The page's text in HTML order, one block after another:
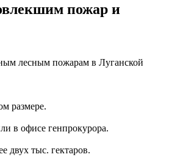
пожар и
лесным пожарам в Луганской
размере.
в офисе генпрокурора.
двух тыс. гектаров.